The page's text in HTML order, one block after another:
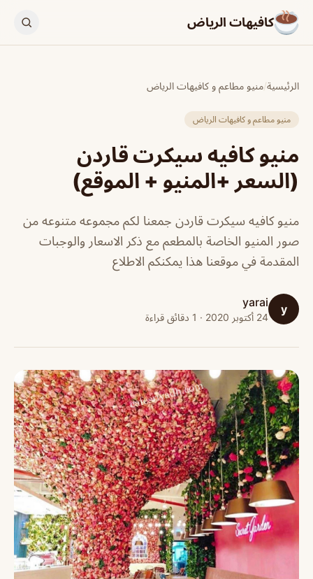
كافيهات الرياض
الرئيسية/منيو مطاعم و كافيهات الرياض
منيو مطاعم و كافيهات الرياض
منيو كافيه سيكرت قاردن
(السعر +المنيو + الموقع)
منيو كافيه سيكرت قاردن جمعنا لكم مجموعه متنوعه من
صور المنيو الخاصة بالمطعم مع ذكر الاسعار والوجبات
المقدمة في موقعنا هذا يمكنكم الاطلاع
y
yarai
24 أكتوبر 2020 · 1 دقائق قراءة